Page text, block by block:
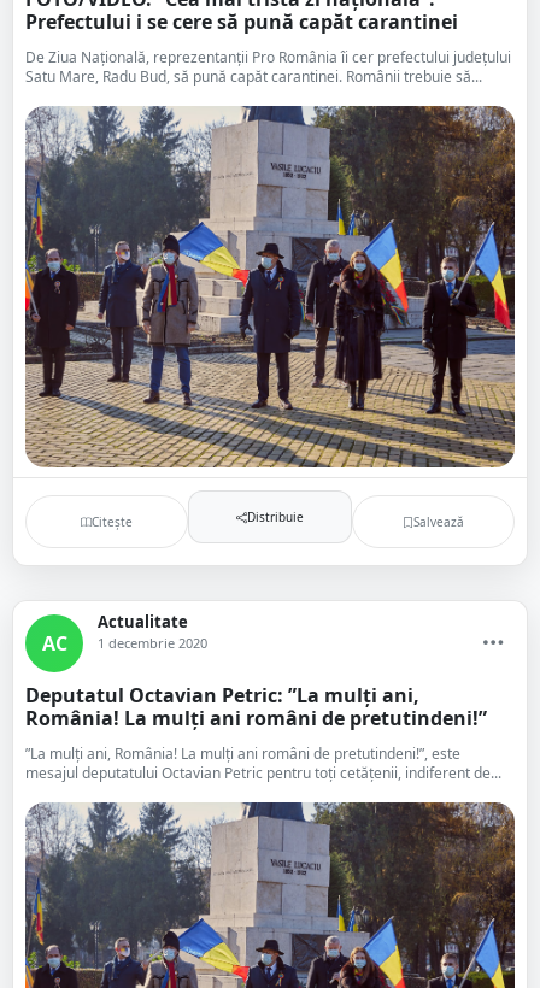
Prefectului i se cere să pună capăt carantinei
De Ziua Națională, reprezentanții Pro România îi cer prefectului județului
Satu Mare, Radu Bud, să pună capăt carantinei. Românii trebuie să...
Citește Distribuie Salvează
AC
Actualitate
1 decembrie 2020
Deputatul Octavian Petric: ”La mulți ani,
România! La mulți ani români de pretutindeni!”
”La mulți ani, România! La mulți ani români de pretutindeni!”, este
mesajul deputatului Octavian Petric pentru toți cetățenii, indiferent de...